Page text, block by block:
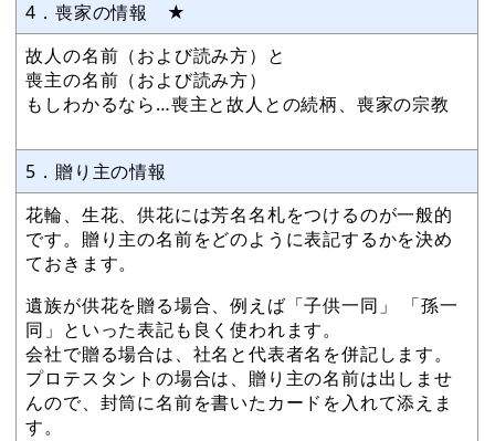
4．喪家の情報 ★
故人の名前（および読み方）と
喪主の名前（および読み方）
もしわかるなら…喪主と故人との続柄、喪家の宗教
5．贈り主の情報
花輪、生花、供花には芳名名札をつけるのが一般的
です。贈り主の名前をどのように表記するかを決め
ておきます。
遺族が供花を贈る場合、例えば「子供一同」 「孫一
同」といった表記も良く使われます。
会社で贈る場合は、社名と代表者名を併記します。
プロテスタントの場合は、贈り主の名前は出しませ
んので、封筒に名前を書いたカードを入れて添えま
す。